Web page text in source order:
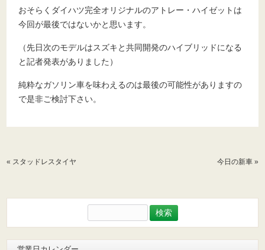
おそらくダイハツ完全オリジナルのアトレー・ハイゼットは
今回が最後ではないかと思います。
（先日次のモデルはスズキと共同開発のハイブリッドになる
と記者発表がありました）
純粋なガソリン車を味わえるのは最後の可能性がありますの
で是非ご検討下さい。
« スタッドレスタイヤ 今日の新車»
索: